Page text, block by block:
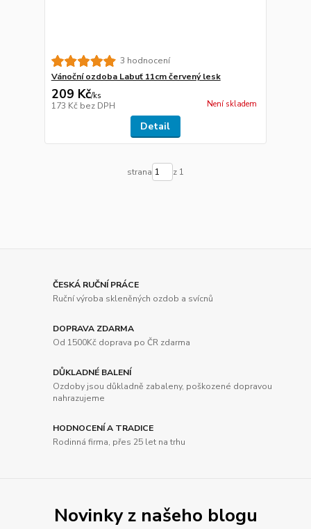
3 hodnocení
Vánoční ozdoba Labuť 11cm červený lesk
209 Kč/ks
173 Kč bez DPH Není skladem
Detail
strana z 1
ČESKÁ RUČNÍ PRÁCE
Ruční výroba skleněných ozdob a svícnů
DOPRAVA ZDARMA
Od 1500Kč doprava po ČR zdarma
DŮKLADNÉ BALENÍ
Ozdoby jsou důkladně zabaleny, poškozené dopravou
nahrazujeme
HODNOCENÍ A TRADICE
Rodinná firma, přes 25 let na trhu
Novinky z našeho blogu